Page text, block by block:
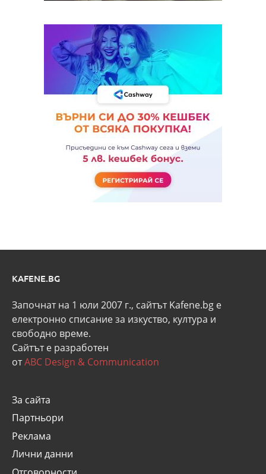
KAFENE.BG
Започнат на 1 юли 2007 г., сайтът Kafene.bg e
eлектронно списание за изкуство, култура и
свободно време.
Сайтът е разработен
отABC Design & Communication
За сайта
Партньори
Реклама
Лични данни